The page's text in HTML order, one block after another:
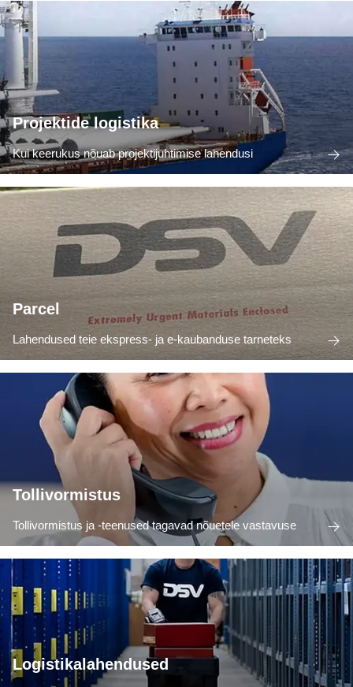
Projektide logistika
Kui keerukus nõuab projektijuhtimise lahendusi
Parcel
Lahendused teie ekspress- ja e-kaubanduse tarneteks
Tollivormistus
Tollivormistus ja -teenused tagavad nõuetele vastavuse
Logistikalahendused